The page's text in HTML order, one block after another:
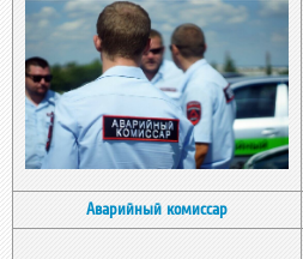
Аварийный комиссар